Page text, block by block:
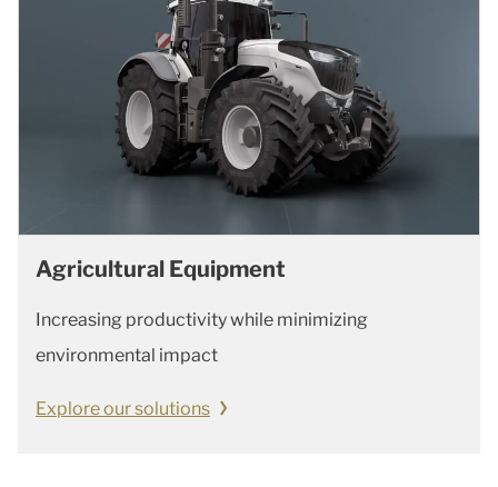
Agricultural Equipment
Increasing productivity while minimizing
environmental impact
Explore our solutions